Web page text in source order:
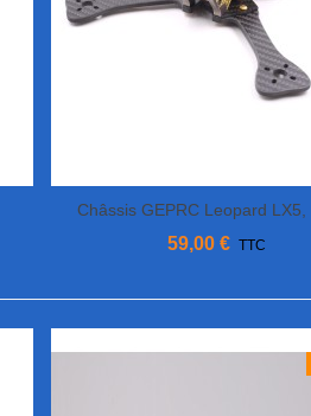
Ajouter Au Panier
Châssis GEPRC Leopard LX5,
Racer FPV
59,00 € TTC